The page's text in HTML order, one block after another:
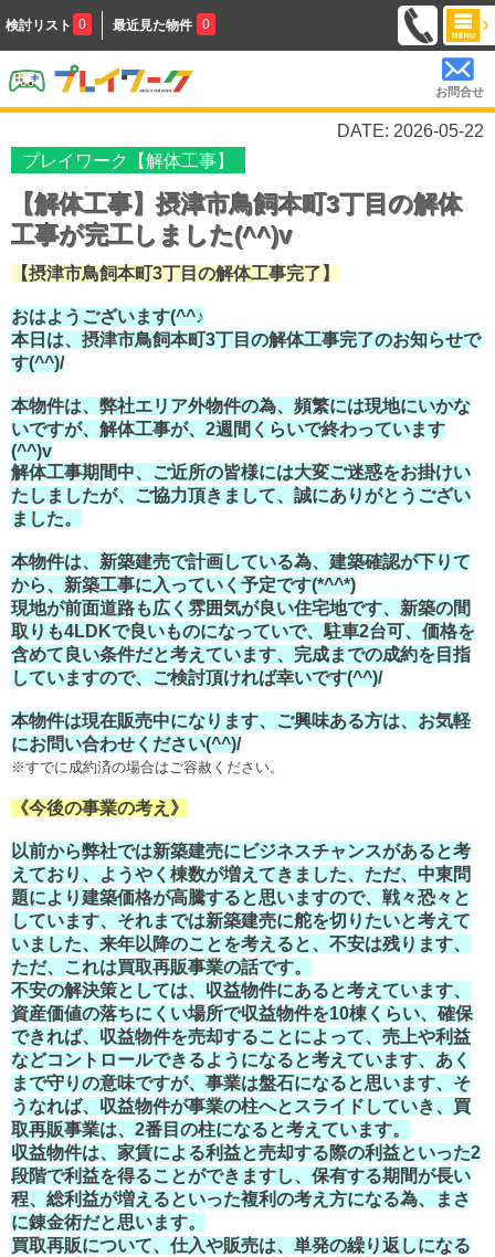
検討リスト 0 最近見た物件 0
お問合せ
DATE: 2026-05-22
プレイワーク【解体工事】
【解体工事】摂津市鳥飼本町3丁目の解体
工事が完工しました(^^)v
【摂津市鳥飼本町3丁目の解体工事完了】
おはようございます(^^♪
本日は、摂津市鳥飼本町3丁目の解体工事完了のお知らせで
す(^^)/
本物件は、弊社エリア外物件の為、頻繁には現地にいかな
いですが、解体工事が、2週間くらいで終わっています
(^^)v
解体工事期間中、ご近所の皆様には大変ご迷惑をお掛けい
たしましたが、ご協力頂きまして、誠にありがとうござい
ました。
本物件は、新築建売で計画している為、建築確認が下りて
から、新築工事に入っていく予定です(*^^*)
現地が前面道路も広く雰囲気が良い住宅地です、新築の間
取りも4LDKで良いものになっていで、駐車2台可、価格を
含めて良い条件だと考えています、完成までの成約を目指
していますので、ご検討頂ければ幸いです(^^)/
本物件は現在販売中になります、ご興味ある方は、お気軽
にお問い合わせください(^^)/
※すでに成約済の場合はご容赦ください。
《今後の事業の考え》
以前から弊社では新築建売にビジネスチャンスがあると考
えており、ようやく棟数が増えてきました、ただ、中東問
題により建築価格が高騰すると思いますので、戦々恐々と
しています、それまでは新築建売に舵を切りたいと考えて
いました、来年以降のことを考えると、不安は残ります、
ただ、これは買取再販事業の話です。
不安の解決策としては、収益物件にあると考えています、
資産価値の落ちにくい場所で収益物件を10棟くらい、確保
できれば、収益物件を売却することによって、売上や利益
などコントロールできるようになると考えています、あく
まで守りの意味ですが、事業は盤石になると思います、そ
うなれば、収益物件が事業の柱へとスライドしていき、買
取再販事業は、2番目の柱になると考えています。
収益物件は、家賃による利益と売却する際の利益といった2
段階で利益を得ることができますし、保有する期間が長い
程、総利益が増えるといった複利の考え方になる為、まさ
に錬金術だと思います。
買取再販について、仕入や販売は、単発の繰り返しになる